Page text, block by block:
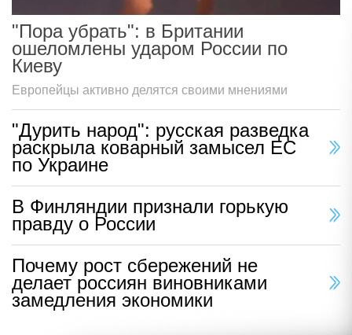
"Пора убрать": в Британии
ошеломлены ударом России по
Киеву
Европейцы активно делятся своими мнениями
"Дурить народ": русская разведка
раскрыла коварный замысел ЕС
по Украине
В Финляндии признали горькую
правду о России
Почему рост сбережений не
делает россиян виновниками
замедления экономики